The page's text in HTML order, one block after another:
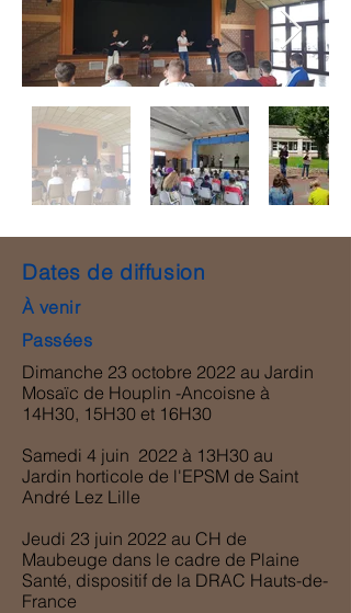
Dates de diffusion
À venir
Passées
Dimanche 23 octobre 2022 au Jardin
Mosaïc de Houplin -Ancoisne à
14H30, 15H30 et 16H30
Samedi 4 juin 2022 à 13H30 au
Jardin horticole de l'EPSM de Saint
André Lez Lille
Jeudi 23 juin 2022 au CH de
Maubeuge dans le cadre de Plaine
Santé, dispositif de la DRAC Hauts-de-
France